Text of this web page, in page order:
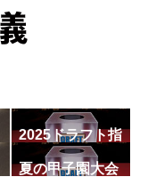
2025ドラフト指
名一覧
夏の甲子園大会